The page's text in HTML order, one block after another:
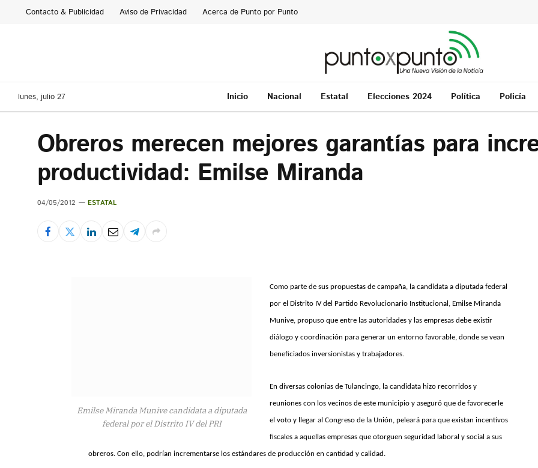
Contacto & Publicidad Aviso de Privacidad Acerca de Punto por Punto
lunes, julio 27 Inicio Nacional Estatal Elecciones 2024 Política Policía
Obreros merecen mejores garantías para
productividad: Emilse Miranda
04/05/2012 ESTATAL
Emilse Miranda Munive candidata a diputada
federal por el Distrito IV del PRI
Como parte de sus propuestas de campaña, la candidata a diputada federal
por el Distrito IV del Partido Revolucionario Institucional, Emilse Miranda
Munive, propuso que entre las autoridades y las empresas debe existir
diálogo y coordinación para generar un entorno favorable, donde se vean
beneficiados inversionistas y trabajadores.
En diversas colonias de Tulancingo, la candidata hizo recorridos y
reuniones con los vecinos de este municipio y aseguró que de favorecerle
el voto y llegar al Congreso de la Unión, peleará para que existan incentivos
fiscales a aquellas empresas que otorguen seguridad laboral y social a sus
obreros. Con ello, podrían incrementarse los estándares de producción en cantidad y calidad.